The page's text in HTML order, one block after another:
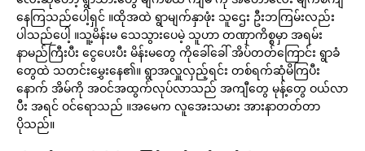
နေကြသည်ပေါ့ရှင် ။ထိုအထဲ ရွာမျက်နှာဖုံး သူဌေး ဦးဘကြမ်းလည်း
ပါသည်ပေါ့ ။သူ့မိန်းမ သေသွားပေမဲ့ သူဟာ တဏှာကိစ္စမှာ အရမ်း
နာမည်ကြီးပီး ငွေပေးပီး မိန်းမတွေ ကိုခေါ်ခေါ် အိပ်တတ်ကြောင်း‌ ရွာခံ
တွေထဲ သတင်းမွှေးနေ၏။ ရွာအလှူလှည့်ရင်း တစ်ရက်ဆုံမိကြပီး
နောက် အိမ်ကို အဝင်အထွက်လုပ်လာသည် အကျီတွေ မုန့်တွေ ဝယ်လာ
ပီး အရင် ဝင်ရောသည် ။အမေက လူအေးသမား အားနာတတ်တာ
ပိုသည်။